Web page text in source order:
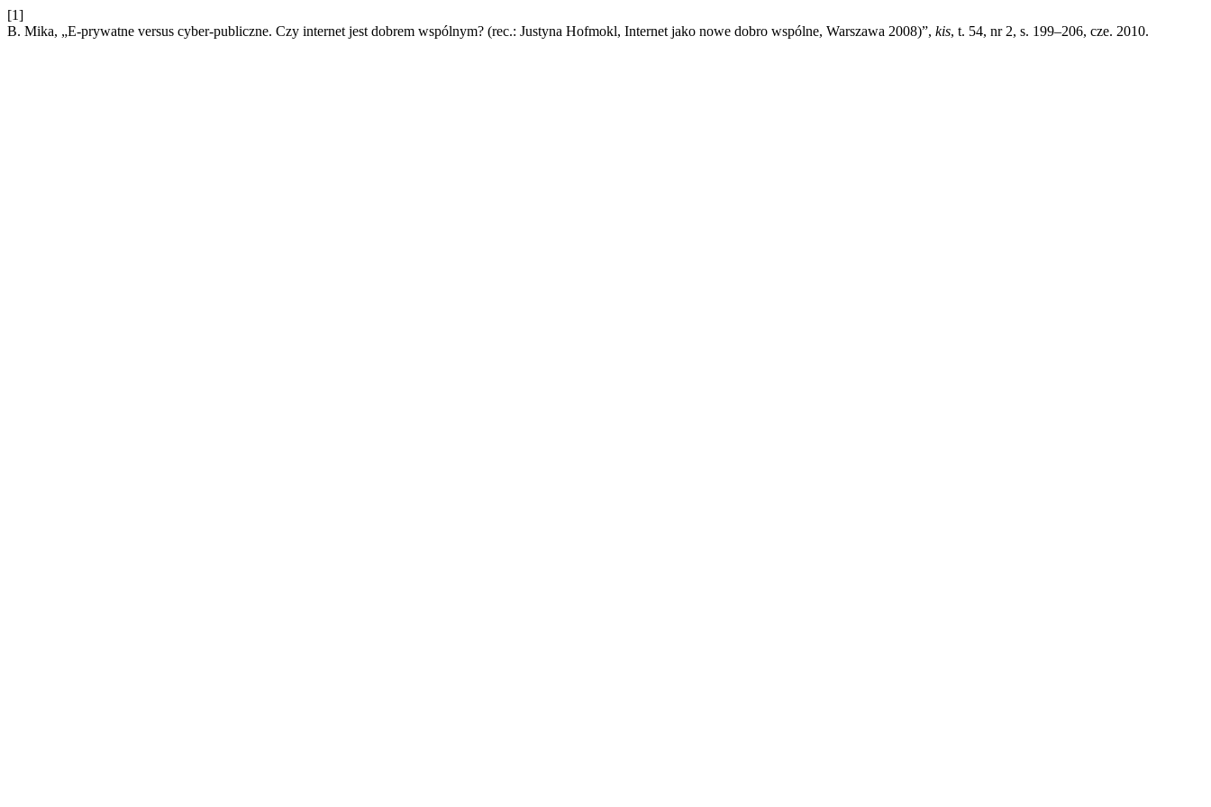
[1]
B. Mika, „E-prywatne versus cyber-publiczne. Czy internet jest dobrem wspólnym? (rec.: Justyna Hofmokl, Internet jako nowe dobro wspólne, Warszawa 2008)”, kis, t. 54, nr 2, s. 199–206, cze. 2010.